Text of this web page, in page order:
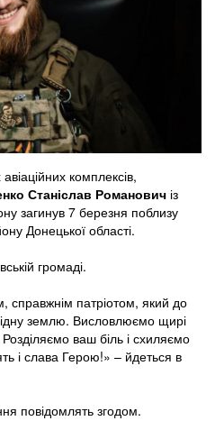
комплексів,
Станіслав Романович із
загинув 7 березня поблизу
Донецької області.
громаді.
справжнім патріотом, який до
землю. Висловлюємо щирі
ваш біль і схиляємо
і слава Герою!» – йдеться в
повідомлять згодом.